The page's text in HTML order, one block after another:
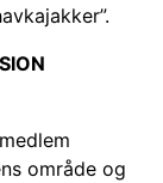
område og